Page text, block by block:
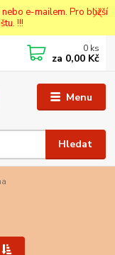
e-mailem. Pro bližší
!!!
Menu
Hledat
0 ks
za 0,00 Kč